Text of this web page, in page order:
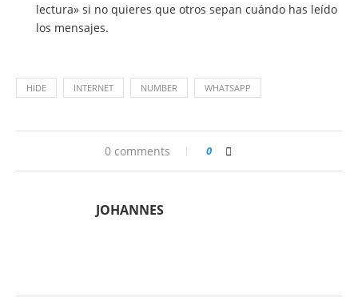
lectura» si no quieres que otros sepan cuándo has leído
los mensajes.
HIDE INTERNET NUMBER WHATSAPP
0 comments 0
JOHANNES